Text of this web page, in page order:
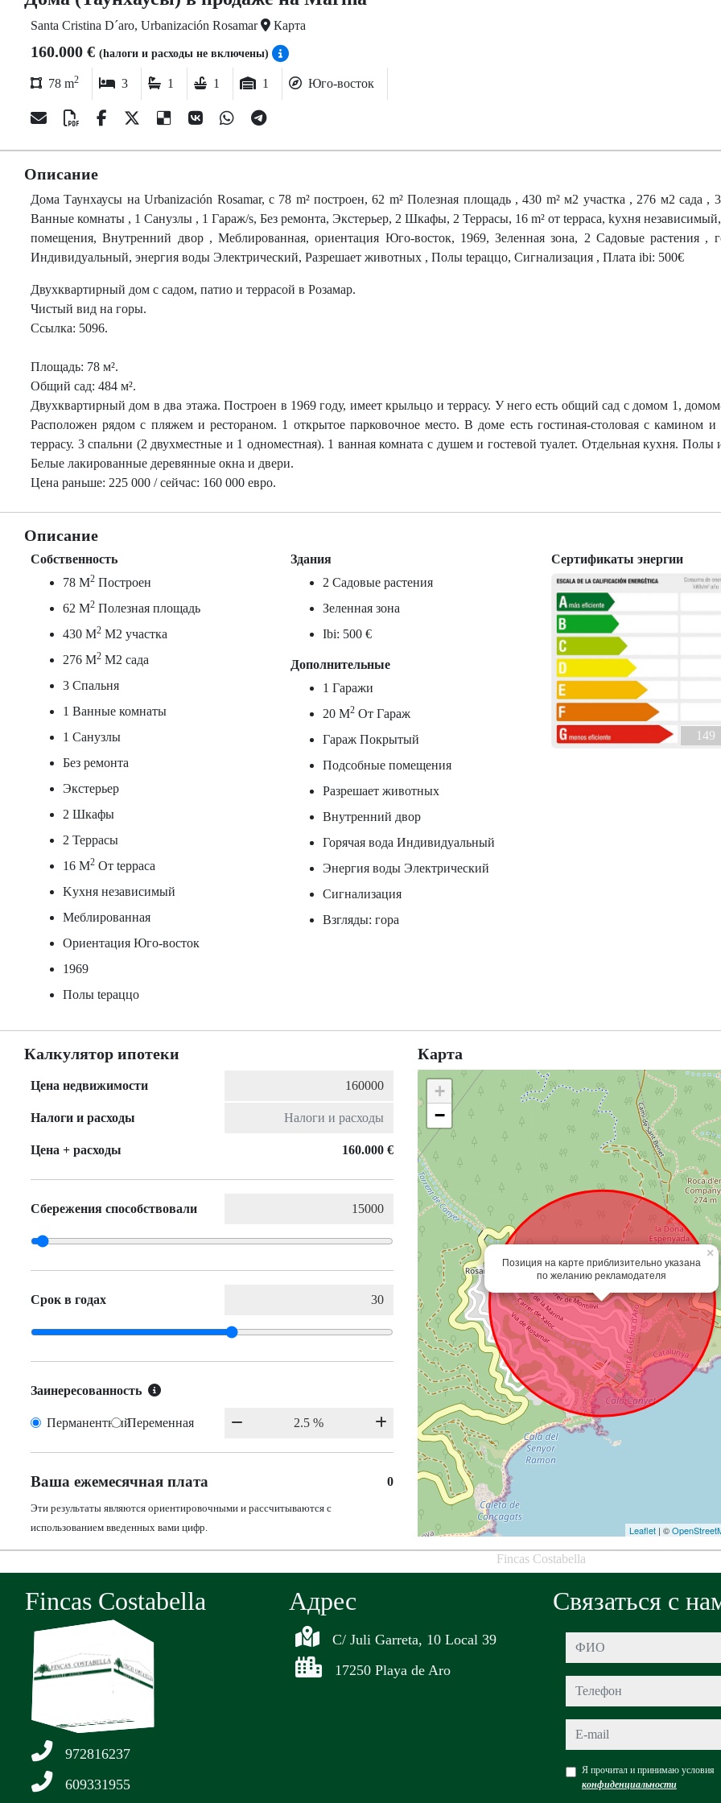
Santa Cristina D´aro, Urbanización Rosamar Карта
160.000 € (hалоги и расходы не включены)
78 m2 3 1 1 1 Юго-восток
Описание
Домa Таунхаусы на Urbanización Rosamar, c 78 m² построен, 62 m² Полезная площадь , 430 m² м2 участка , 276 м2 сада ,
Ванные комнаты , 1 Санузлы , 1 Гараж/s, Без ремонта, Экстерьер, 2 Шкафы, 2 Террасы, 16 m² от tерраса, kухня
помещения, Внутренний двор , Меблированная, ориентация Юго-восток, 1969, Зеленная зона, 2 Садовые растения ,
Индивидуальный, энергия воды Электрический, Разрешает животных , Полы tераццо, Сигнализация , Плата ibi: 500€
Двухквартирный дом с садом, патио и террасой в Розамар.
Чистый вид на горы.
Ссылка: 5096.
Площадь: 78 м².
Общий сад: 484 м².
Двухквартирный дом в два этажа. Построен в 1969 году, имеет крыльцо и террасу. У него есть общий сад с домом 1,
Расположен рядом с пляжем и рестораном. 1 открытое парковочное место. В доме есть гостиная-столовая с камином
террасу. 3 спальни (2 двухместные и 1 одноместная). 1 ванная комната с душем и гостевой туалет. Отдельная кухня. Полы
Белые лакированные деревянные окна и двери.
Цена раньше: 225 000 / сейчас: 160 000 евро.
Описание
Собственность
78 M2 Построен
62 M2 Полезная площадь
430 M2 М2 участка
276 M2 М2 сада
3 Спальня
1 Ванные комнаты
1 Санузлы
Без ремонта
Экстерьер
2 Шкафы
2 Террасы
16 M2 От tерраса
Kухня независимый
Меблированная
Ориентация Юго-восток
1969
Полы tераццо
Здания
2 Садовые растения
Зеленная зона
Ibi: 500 €
Дополнительные
1 Гаражи
20 M2 От Гараж
Гараж Покрытый
Подсобные помещения
Разрешает животных
Внутренний двор
Горячая вода Индивидуальный
Энергия воды Электрический
Сигнализация
Взгляды: гора
Сертификаты энергии
149
Калкулятор ипотеки
Цена недвижимости
Налоги и расходы
Цена + расходы 160.000 €
Сбережения способствовали
Срок в годах
Заинересованность
ПерманентныйПеременная
Ваша ежемесячная плата 0
Эти результаты являются ориентировочными и рассчитываются с
использованием введенных вами цифр.
Карта
Позиция на карте приблизительно указана
по желанию рекламодателя
×
+
−
Leaflet | ©
Fincas Costabella
Fincas Costabella
972816237
609331955
Aдрес
C/ Juli Garreta, 10 Local 39
17250 Playa de Aro
Связаться с
ФИО
Телефон
e-mail
Я прочитал и принимаю условия
конфиденциальности